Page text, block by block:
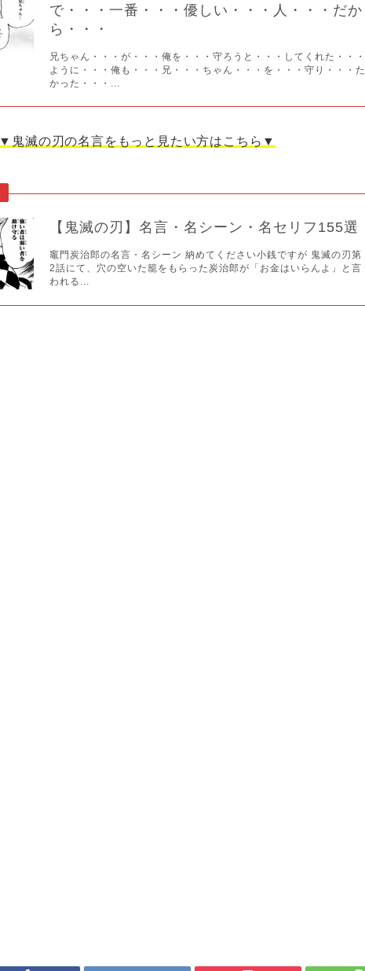
で・・・一番・・・優しい・・・人・・・だか
ら・・・
兄ちゃん・・・が・・・俺を・・・守ろうと・・・してくれた・・・
ように・・・俺も・・・兄・・・ちゃん・・・を・・・守り・・・た
かった・・・...
▼鬼滅の刃の名言をもっと見たい方はこちら▼
【鬼滅の刃】名言・名シーン・名セリフ155選
竈門炭治郎の名言・名シーン 納めてください小銭ですが 鬼滅の刃第
2話にて、穴の空いた籠をもらった炭治郎が「お金はいらんよ」と言
われる...